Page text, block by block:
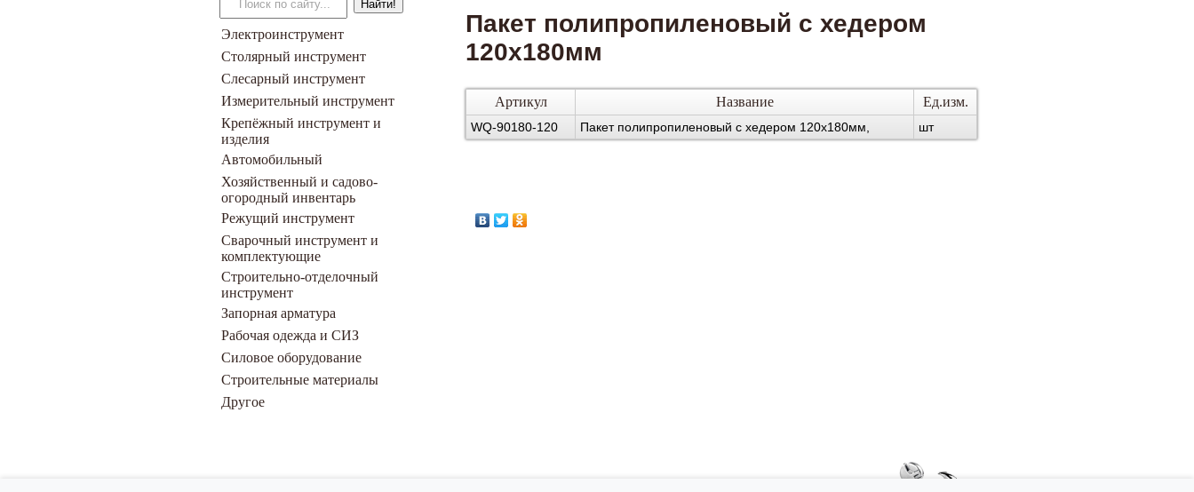
Электроинструмент
Столярный инструмент
Слесарный инструмент
Измерительный инструмент
Крепёжный инструмент и
изделия
Автомобильный
Хозяйственный и садово-
огородный инвентарь
Режущий инструмент
Сварочный инструмент и
комплектующие
Строительно-отделочный
инструмент
Запорная арматура
Рабочая одежда и СИЗ
Силовое оборудование
Строительные материалы
Другое
Пакет полипропиленовый с хедером
120х180мм
Артикул Название Ед.изм.
WQ-90180-120 Пакет полипропиленовый с хедером 120х180мм, шт